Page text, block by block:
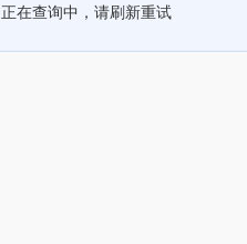
正在查询中，请刷新重试